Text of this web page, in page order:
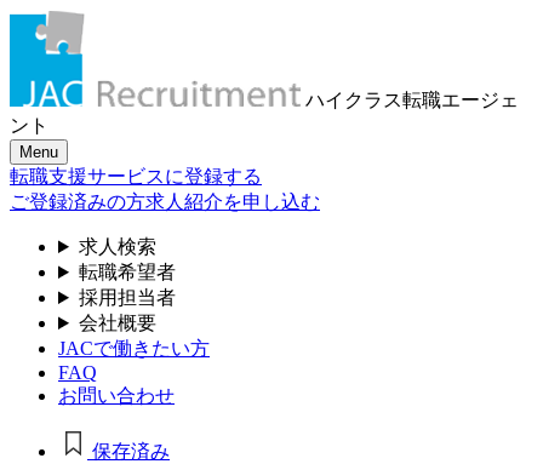
ハイクラス転職エージェ
ント
Menu
転職支援サービスに登録する
ご登録済みの方求人紹介を申し込む
求人検索
転職希望者
採用担当者
会社概要
JACで働きたい方
FAQ
お問い合わせ
保存済み